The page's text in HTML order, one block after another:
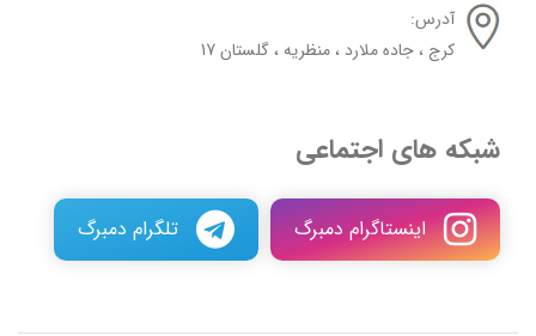
آدرس:
کرج ، جاده ملارد ، منظریه ، گلستان 17
شبکه های اجتماعی
اینستاگرام دمبرگ تلگرام دمبرگ